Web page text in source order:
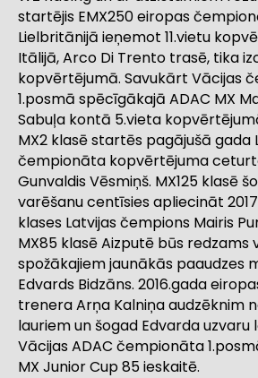
startējis EMX250 eiropas
Lielbritānijā ieņemot 11.vietu
Itālijā, Arco Di Trento trasē, tika
kopvērtējumā. Savukārt Vācijas
1.posmā spēcīgākajā ADAC MX
Sabuļa kontā 5.vieta
MX2 klasē startēs pagājušā gada
čempionāta kopvērtējuma
Gunvaldis Vēsmiņš. MX125 klasē
varēšanu centīsies apliecināt
klases Latvijas čempions Mairis
MX85 klasē Aizputē būs redzams
spožākajiem jaunākās paaudzes
Edvards Bidzāns. 2016.gada
trenera Arņa Kalniņa audzēknim
lauriem un šogad Edvarda uzvaru
Vācijas ADAC čempionāta
MX Junior Cup 85 ieskaitē.